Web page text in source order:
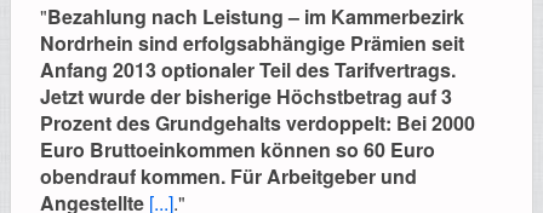
Impressionen
Hilfe
"Bezahlung nach Leistung – im Kammerbezirk
Nordrhein sind erfolgsabhängige Prämien seit
Anfang 2013 optionaler Teil des Tarifvertrags.
Jetzt wurde der bisherige Höchstbetrag auf 3
Prozent des Grundgehalts verdoppelt: Bei 2000
Euro Bruttoeinkommen können so 60 Euro
obendrauf kommen. Für Arbeitgeber und
Angestellte [...]."